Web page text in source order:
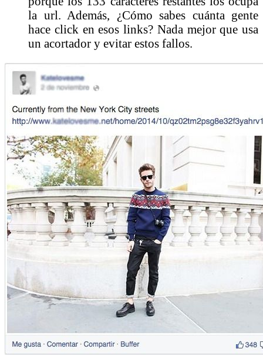
la url. Además, ¿Cómo sabes cuánta gente
hace click en esos links? Nada mejor que usa
un acortador y evitar estos fallos.